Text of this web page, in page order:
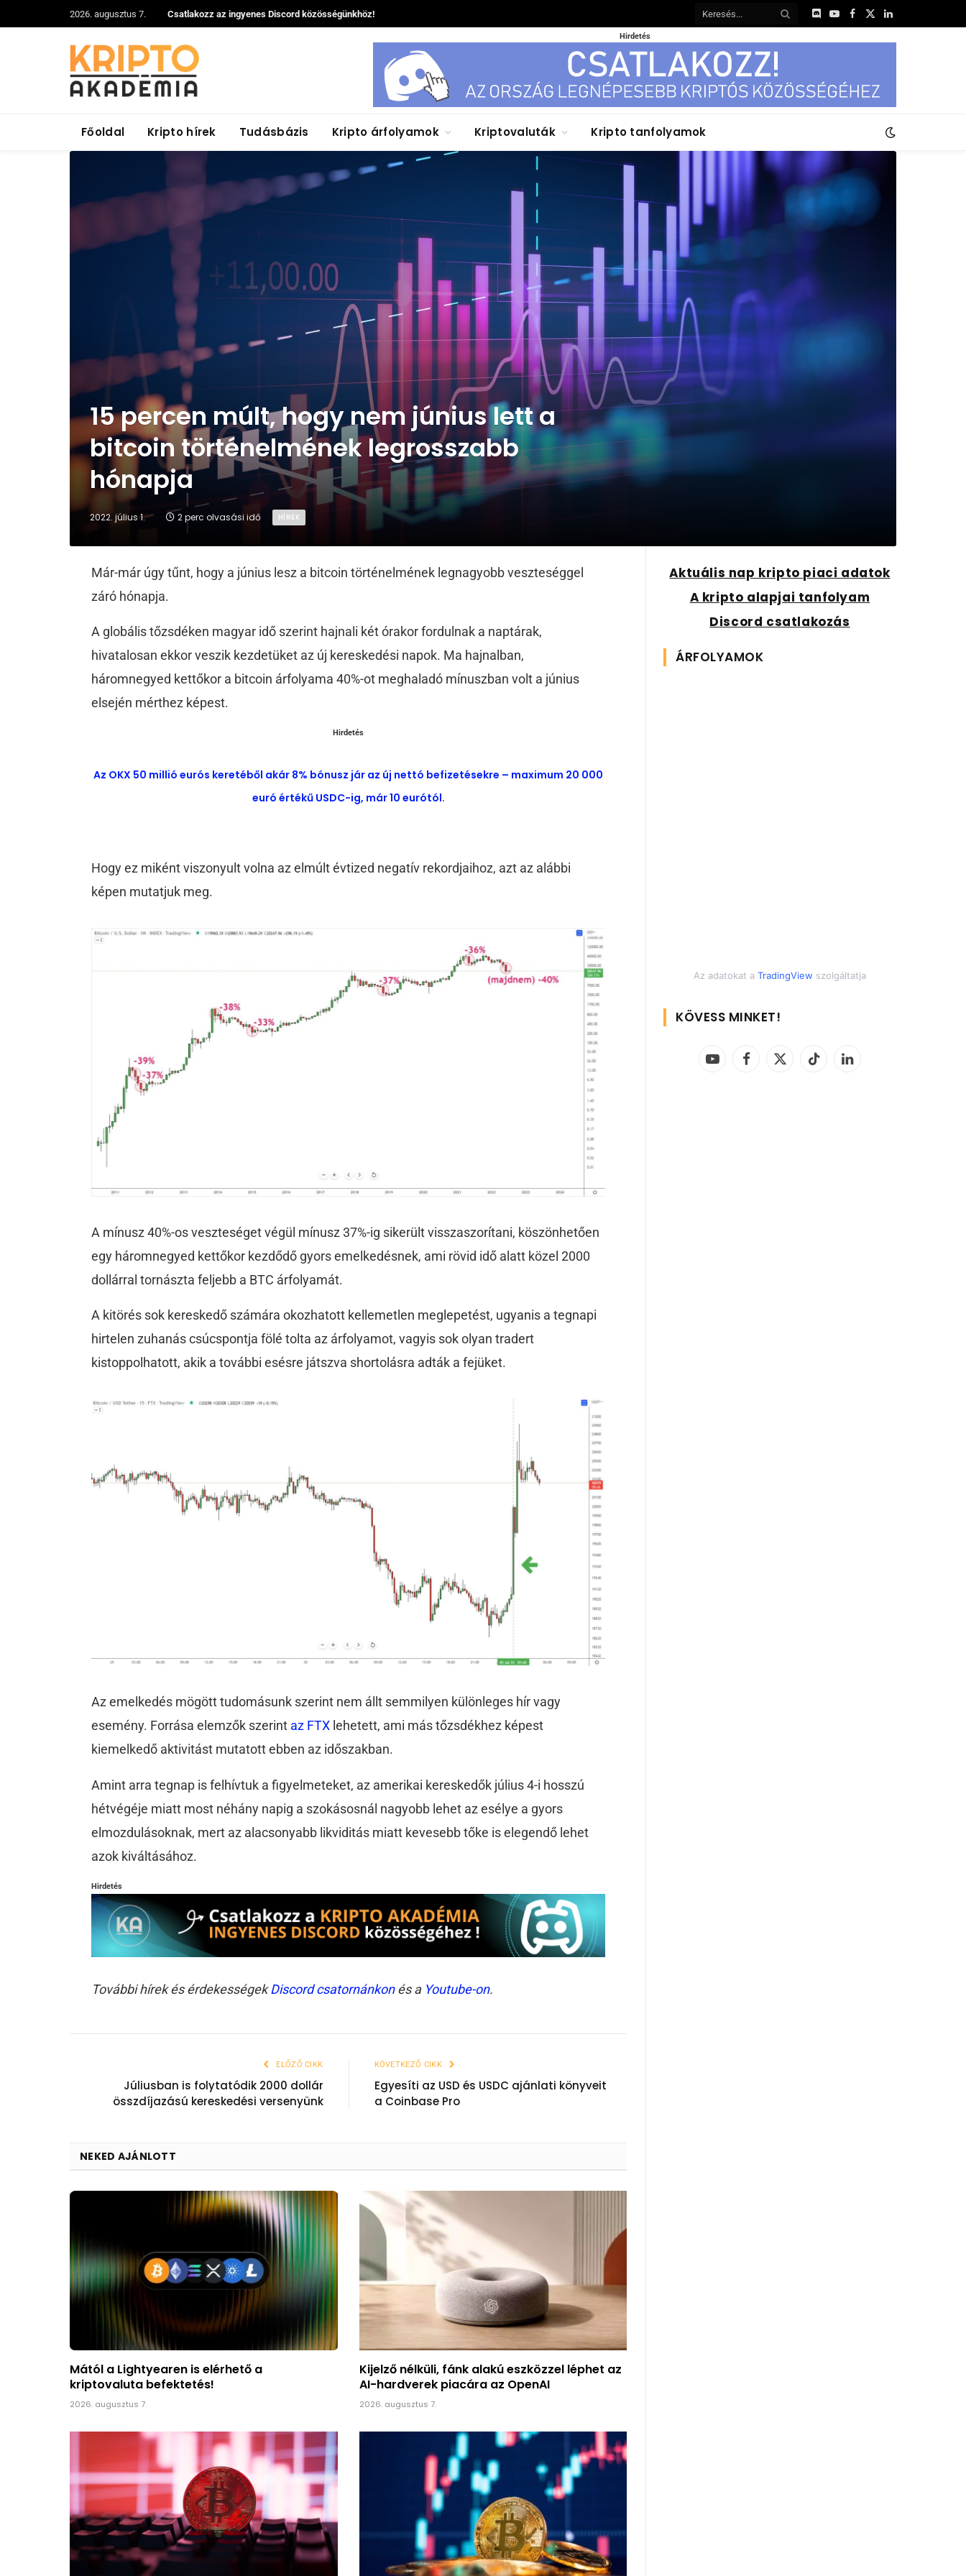
2026. augusztus 7. Csatlakozz az ingyenes Discord közösségünkhöz!
DiscordYouTube
Facebook
X
LinkedIn
Hirdetés
Főoldal Kripto hírek Tudásbázis Kripto árfolyamok Kriptovaluták Kripto tanfolyamok
15 percen múlt, hogy nem június lett a
bitcoin történelmének legrosszabb
hónapja
2022. július 1. 2 perc olvasási idő HÍREK
Már-már úgy tűnt, hogy a június lesz a bitcoin történelmének legnagyobb veszteséggel
záró hónapja.
A globális tőzsdéken magyar idő szerint hajnali két órakor fordulnak a naptárak,
hivatalosan ekkor veszik kezdetüket az új kereskedési napok. Ma hajnalban,
háromnegyed kettőkor a bitcoin árfolyama 40%-ot meghaladó mínuszban volt a június
elsején mérthez képest.
Hirdetés
Az OKX 50 millió eurós keretéből akár 8% bónusz jár az új nettó befizetésekre – maximum 20 000
euró értékű USDC-ig, már 10 eurótól.
Hogy ez miként viszonyult volna az elmúlt évtized negatív rekordjaihoz, azt az alábbi
képen mutatjuk meg.
A mínusz 40%-os veszteséget végül mínusz 37%-ig sikerült visszaszorítani, köszönhetően
egy háromnegyed kettőkor kezdődő gyors emelkedésnek, ami rövid idő alatt közel 2000
dollárral tornászta feljebb a BTC árfolyamát.
A kitörés sok kereskedő számára okozhatott kellemetlen meglepetést, ugyanis a tegnapi
hirtelen zuhanás csúcspontja fölé tolta az árfolyamot, vagyis sok olyan tradert
kistoppolhatott, akik a további esésre játszva shortolásra adták a fejüket.
Az emelkedés mögött tudomásunk szerint nem állt semmilyen különleges hír vagy
esemény. Forrása elemzők szerint az FTX lehetett, ami más tőzsdékhez képest
kiemelkedő aktivitást mutatott ebben az időszakban.
Amint arra tegnap is felhívtuk a figyelmeteket, az amerikai kereskedők július 4-i hosszú
hétvégéje miatt most néhány napig a szokásosnál nagyobb lehet az esélye a gyors
elmozdulásoknak, mert az alacsonyabb likviditás miatt kevesebb tőke is elegendő lehet
azok kiváltásához.
Hirdetés
További hírek és érdekességekDiscord csatornánkonés a Youtube-on.
ELŐZŐ CIKK
Júliusban is folytatódik 2000 dollár
összdíjazású kereskedési versenyünk
KÖVETKEZŐ CIKK
Egyesíti az USD és USDC ajánlati könyveit
a Coinbase Pro
NEKED AJÁNLOTT
Mától a Lightyearen is elérhető a
kriptovaluta befektetés!
2026. augusztus 7.
Kijelző nélküli, fánk alakú eszközzel léphet az
AI-hardverek piacára az OpenAI
2026. augusztus 7.
Aktuális nap kripto piaci adatok
A kripto alapjai tanfolyam
Discord csatlakozás
ÁRFOLYAMOK
Az adatokat a TradingView szolgáltatja
KÖVESS MINKET!
YouTubeFacebook
X
TikTok LinkedIn